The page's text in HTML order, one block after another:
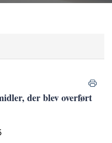
der blev overført